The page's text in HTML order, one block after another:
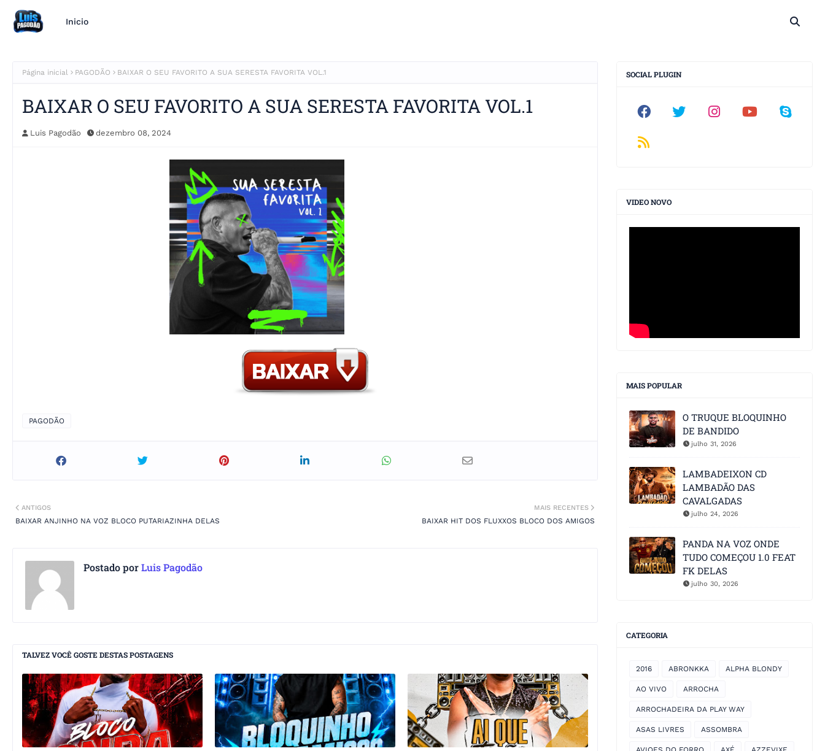
Inicio
Página inicial PAGODÃO BAIXAR O SEU FAVORITO A SUA SERESTA FAVORITA VOL.1
BAIXAR O SEU FAVORITO A SUA SERESTA FAVORITA VOL.1
Luis Pagodão dezembro 08, 2024
PAGODÃO
MAIS RECENTES
BAIXAR HIT DOS FLUXXOS BLOCO DOS AMIGOS
ANTIGOS
BAIXAR ANJINHO NA VOZ BLOCO PUTARIAZINHA DELAS
Postado porLuis Pagodão
TALVEZ VOCÊ GOSTE DESTAS POSTAGENS
SOCIAL PLUGIN
VIDEO NOVO
MAIS POPULAR
O TRUQUE BLOQUINHO
DE BANDIDO
julho 31, 2026
LAMBADEIXON CD
LAMBADÃO DAS
CAVALGADAS
julho 24, 2026
PANDA NA VOZ ONDE
TUDO COMEÇOU 1.0 FEAT
FK DELAS
julho 30, 2026
CATEGORIA
2016 ABRONKKA ALPHA BLONDY
AO VIVO ARROCHA
ARROCHADEIRA DA PLAY WAY
ASAS LIVRES ASSOMBRA